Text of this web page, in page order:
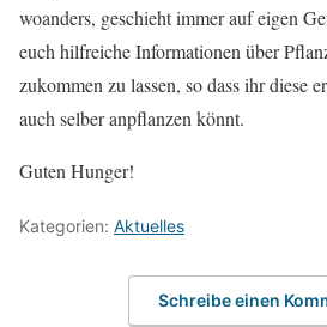
woanders, geschieht immer auf eigen
euch hilfreiche Informationen über
zukommen zu lassen, so dass ihr diese
auch selber anpflanzen könnt.
Guten Hunger!
Kategorien: Aktuelles
Schreibe einen